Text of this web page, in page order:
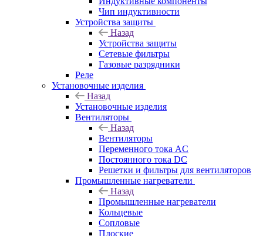
Чип индуктивности
Устройства защиты
Назад
Устройства защиты
Сетевые фильтры
Газовые разрядники
Реле
Установочные изделия
Назад
Установочные изделия
Вентиляторы
Назад
Вентиляторы
Переменного тока AC
Постоянного тока DC
Решетки и фильтры для вентиляторов
Промышленные нагреватели
Назад
Промышленные нагреватели
Кольцевые
Сопловые
Плоские